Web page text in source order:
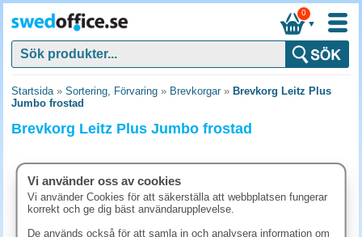
▼
0
Startsida» Sortering, Förvaring » Brevkorgar» Brevkorg Leitz Plus
Jumbo frostad
Brevkorg Leitz Plus Jumbo frostad
Vi använder oss av cookies
Vi använder Cookies för att säkerställa att webbplatsen fungerar
korrekt och ge dig bäst användarupplevelse.
De används också för att samla in och analysera information om